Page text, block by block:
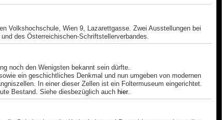
Volkshochschule, Wien 9, Lazarettgasse. Zwei Ausstellungen bei
des Österreichischen-Schriftstellerverbandes.
noch den Wenigsten bekannt sein dürfte.
ein geschichtliches Denkmal und nun umgeben von modernen
In einer dieser Zellen ist ein Foltermuseum eingerichtet.
Bestand. Siehe diesbezüglich auch hier.